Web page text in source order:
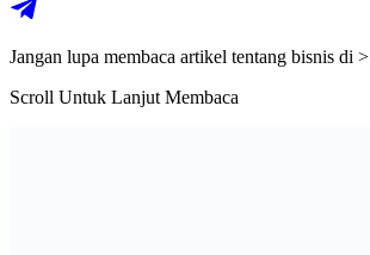
Jangan lupa membaca artikel tentang bisnis di >
Scroll Untuk Lanjut Membaca